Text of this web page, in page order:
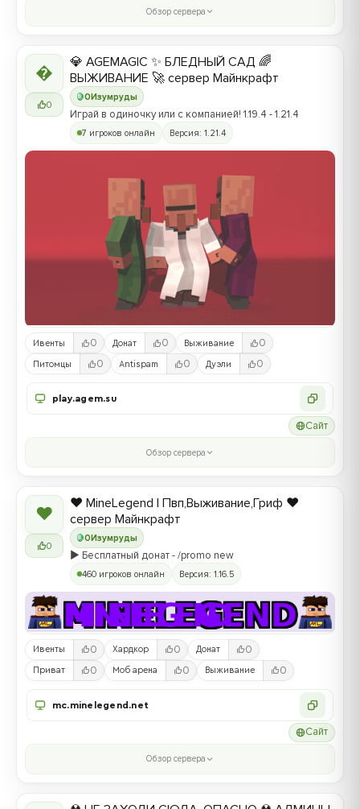
Обзор сервера

0
0Изумруды
💎 AGEMAGIC ✨ БЛЕДНЫЙ САД 🌈
ВЫЖИВАНИЕ 🚀 сервер Майнкрафт
Играй в одиночку или с компанией! 1.19.4 - 1.21.4
7 игроков онлайн Версия: 1.21.4
Ивенты 0 Донат 0 Выживание 0
Питомцы 0 Antispam 0 Дуэли 0
play.agem.su
Сайт
Обзор сервера
❤
0
0Изумруды
❤️ MineLegend | Пвп,Выживание,Гриф ❤️
сервер Майнкрафт
▶️ Бесплатный донат - /promo new
460 игроков онлайн Версия: 1.16.5
Ивенты 0 Хардкор 0 Донат 0
Приват 0 Моб арена 0 Выживание 0
mc.minelegend.net
Сайт
Обзор сервера